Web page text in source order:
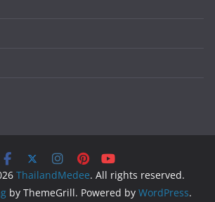
ThailandMedee. All rights reserved.
by ThemeGrill. Powered by WordPress.